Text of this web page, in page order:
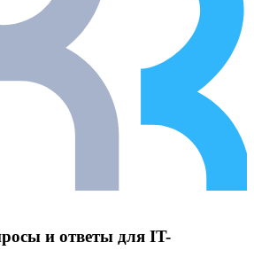
и ответы для IT-